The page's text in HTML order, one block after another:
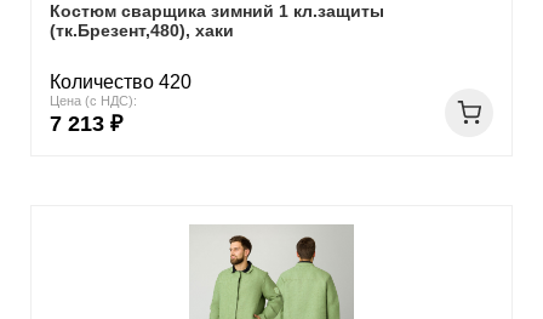
Костюм сварщика зимний 1 кл.защиты
(тк.Брезент,480), хаки
Количество 420
Цена (с НДС):
7 213 ₽